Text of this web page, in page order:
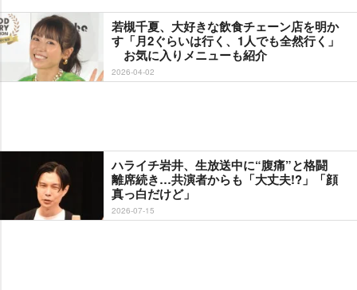
若槻千夏、大好きな飲食チェーン店を明か
す「月2ぐらいは行く、1人でも全然行く」
お気に入りメニューも紹介
2026-04-02
ハライチ岩井、生放送中に“腹痛”と格闘
離席続き…共演者からも「大丈夫!?」「顔
真っ白だけど」
2026-07-15